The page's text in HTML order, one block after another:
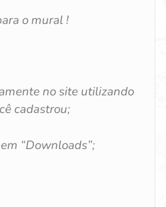
o mural !
no site utilizando
cadastrou;
“Downloads”;